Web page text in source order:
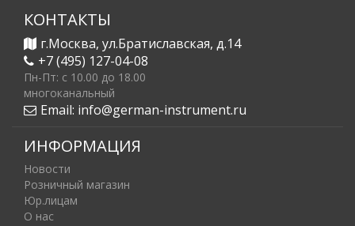
КОНТАКТЫ
г.Москва, ул.Братиславская, д.14
+7 (495) 127-04-08
Пн-Пт: c 10.00 до 18.00
многоканальный
Email: info@german-instrument.ru
ИНФОРМАЦИЯ
Новости
Розничный магазин
Юр.лицам
О нас